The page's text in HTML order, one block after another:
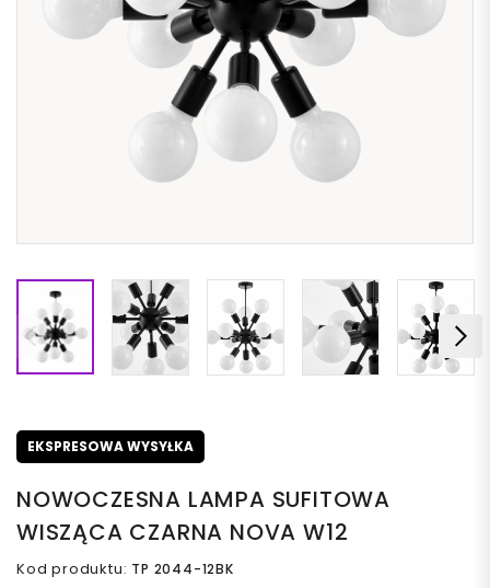
EKSPRESOWA WYSYŁKA
NOWOCZESNA LAMPA SUFITOWA
WISZĄCA CZARNA NOVA W12
Kod produktu: TP 2044-12BK